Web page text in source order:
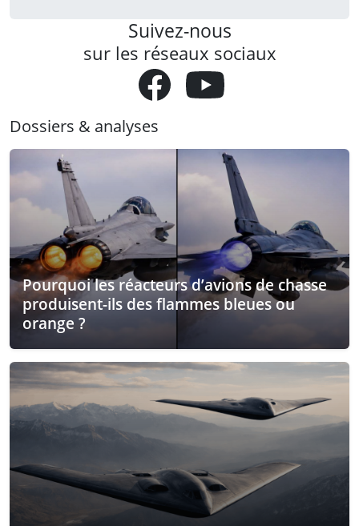
Suivez-nous
sur les réseaux sociaux
Dossiers & analyses
Pourquoi les réacteurs d’avions de chasse
produisent-ils des flammes bleues ou
orange ?